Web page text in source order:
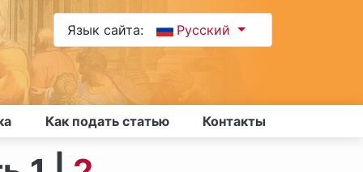
Язык сайта: Русский
Как подать статью Контакты